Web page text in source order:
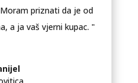
priznati da je od
a ja vaš vjerni kupac. "